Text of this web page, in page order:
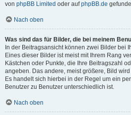
von phpBB Limited oder aufphpBB.de
Nach oben
Was sind das für Bilder, die bei meinem
In der Beitragsansicht können zwei Bilder bei
Eines dieser Bilder ist meist mit Ihrem Rang
Kästchen oder Punkte, die Ihre Beitragszahl
angeben. Das andere, meist größere, Bild wird
Es handelt sich hierbei in der Regel um ein
Benutzer zu Benutzer unterschiedlich ist.
Nach oben